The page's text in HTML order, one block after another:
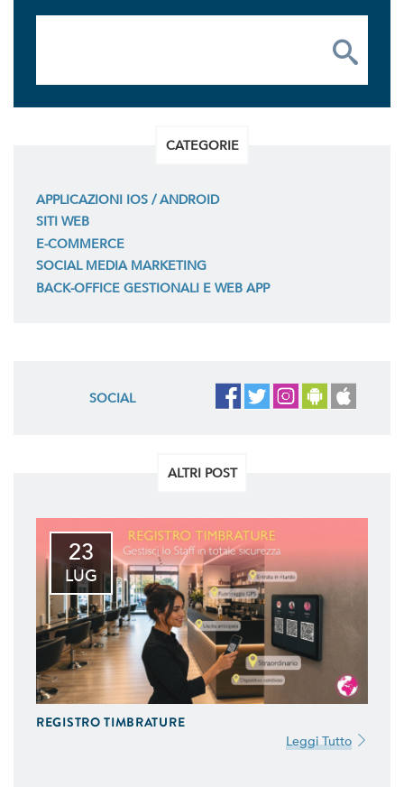
CATEGORIE
APPLICAZIONI IOS / ANDROID
SITI WEB
E-COMMERCE
SOCIAL MEDIA MARKETING
BACK-OFFICE GESTIONALI E WEB APP
SOCIAL
ALTRI POST
23
LUG
REGISTRO TIMBRATURE
Leggi Tutto